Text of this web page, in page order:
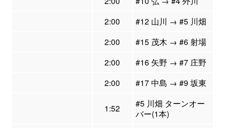
2:00
#12 山川 → #5 川畑
2:00
#15 茂木 → #6 射場
2:00
#16 矢野 → #7 庄野
2:00
#17 中島 → #9 坂東
1:52
#5 川畑 ターンオー
バー(1本)